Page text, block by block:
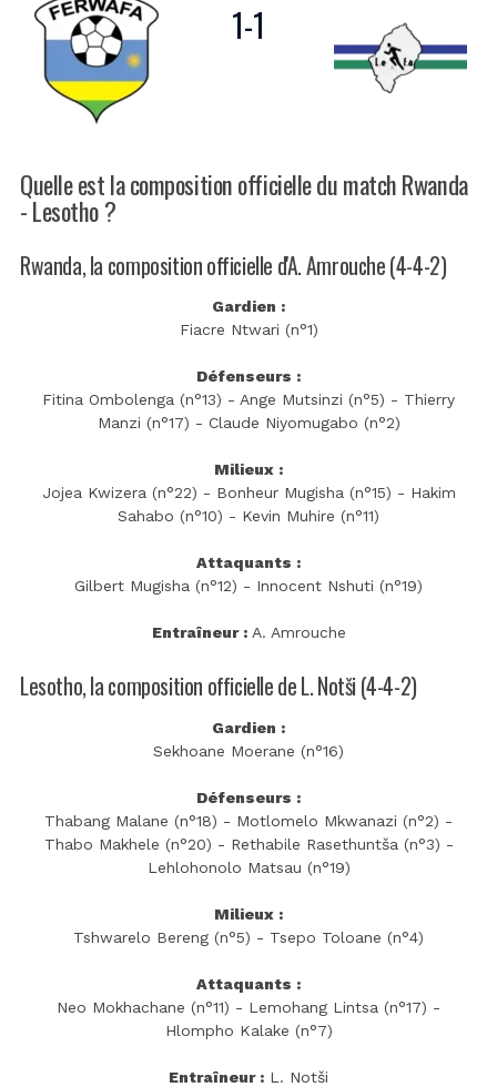
1-1
Quelle est la composition officielle du match Rwanda
- Lesotho ?
Rwanda, la composition officielle d'A. Amrouche (4-4-2)
Gardien :
Fiacre Ntwari (n°1)
Défenseurs :
Fitina Ombolenga (n°13) - Ange Mutsinzi (n°5) - Thierry
Manzi (n°17) - Claude Niyomugabo (n°2)
Milieux :
Jojea Kwizera (n°22) - Bonheur Mugisha (n°15) - Hakim
Sahabo (n°10) - Kevin Muhire (n°11)
Attaquants :
Gilbert Mugisha (n°12) - Innocent Nshuti (n°19)
Entraîneur :A. Amrouche
Lesotho, la composition officielle de L. Notši (4-4-2)
Gardien :
Sekhoane Moerane (n°16)
Défenseurs :
Thabang Malane (n°18) - Motlomelo Mkwanazi (n°2) -
Thabo Makhele (n°20) - Rethabile Rasethuntša (n°3) -
Lehlohonolo Matsau (n°19)
Milieux :
Tshwarelo Bereng (n°5) - Tsepo Toloane (n°4)
Attaquants :
Neo Mokhachane (n°11) - Lemohang Lintsa (n°17) -
Hlompho Kalake (n°7)
Entraîneur : L. Notši